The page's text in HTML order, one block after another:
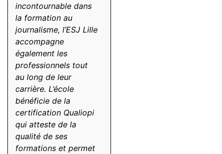
incontournable dans
la formation au
journalisme, l’ESJ Lille
accompagne
également les
professionnels tout
au long de leur
carrière. L’école
bénéficie de la
certification Qualiopi
qui atteste de la
qualité de ses
formations et permet